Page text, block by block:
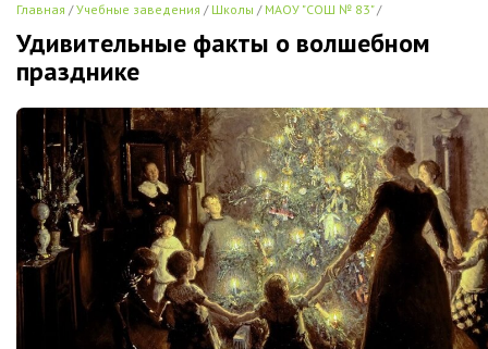
Главная Учебные заведения Школы МАОУ "СОШ № 83"
Удивительные факты о волшебном
празднике